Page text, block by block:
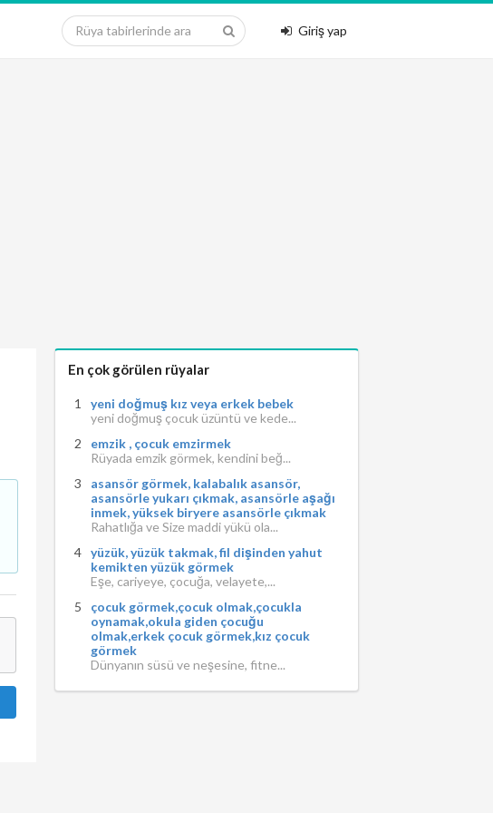
Giriş yap
En çok görülen rüyalar
yeni doğmuş kız veya erkek bebek
yeni doğmuş çocuk üzüntü ve kede...
emzik , çocuk emzirmek
Rüyada emzik görmek, kendini beğ...
asansör görmek, kalabalık asansör,
asansörle yukarı çıkmak, asansörle aşağı
inmek, yüksek biryere asansörle çıkmak
Rahatlığa ve Size maddi yükü ola...
yüzük, yüzük takmak, fil dişinden yahut
kemikten yüzük görmek
Eşe, cariyeye, çocuğa, velayete,...
çocuk görmek,çocuk olmak,çocukla
oynamak,okula giden çocuğu
olmak,erkek çocuk görmek,kız çocuk
görmek
Dünyanın süsü ve neşesine, fitne...